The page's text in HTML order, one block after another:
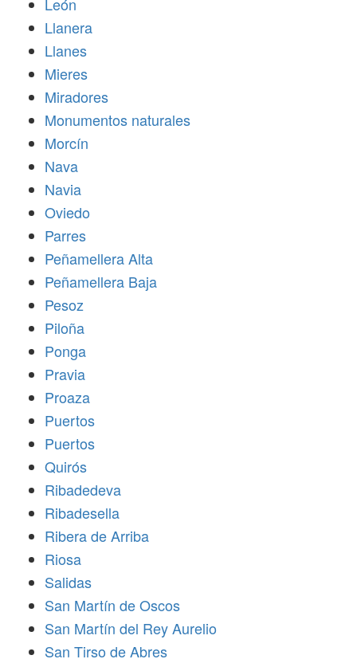
Llanera
Llanes
Mieres
Miradores
Monumentos naturales
Morcín
Nava
Navia
Oviedo
Parres
Peñamellera Alta
Peñamellera Baja
Pesoz
Piloña
Ponga
Pravia
Proaza
Puertos
Puertos
Quirós
Ribadedeva
Ribadesella
Ribera de Arriba
Riosa
Salidas
San Martín de Oscos
San Martín del Rey Aurelio
San Tirso de Abres